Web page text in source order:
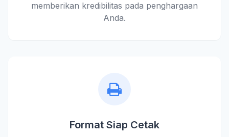
memberikan kredibilitas pada penghargaan
Anda.
Format Siap Cetak